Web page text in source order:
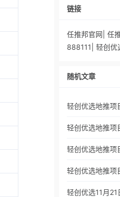
链接
任推邦官网 任
888111
轻创优
随机文章
轻创优选地推
轻创优选地推项
轻创优选地推项
轻创优选地推项
轻创优选11月